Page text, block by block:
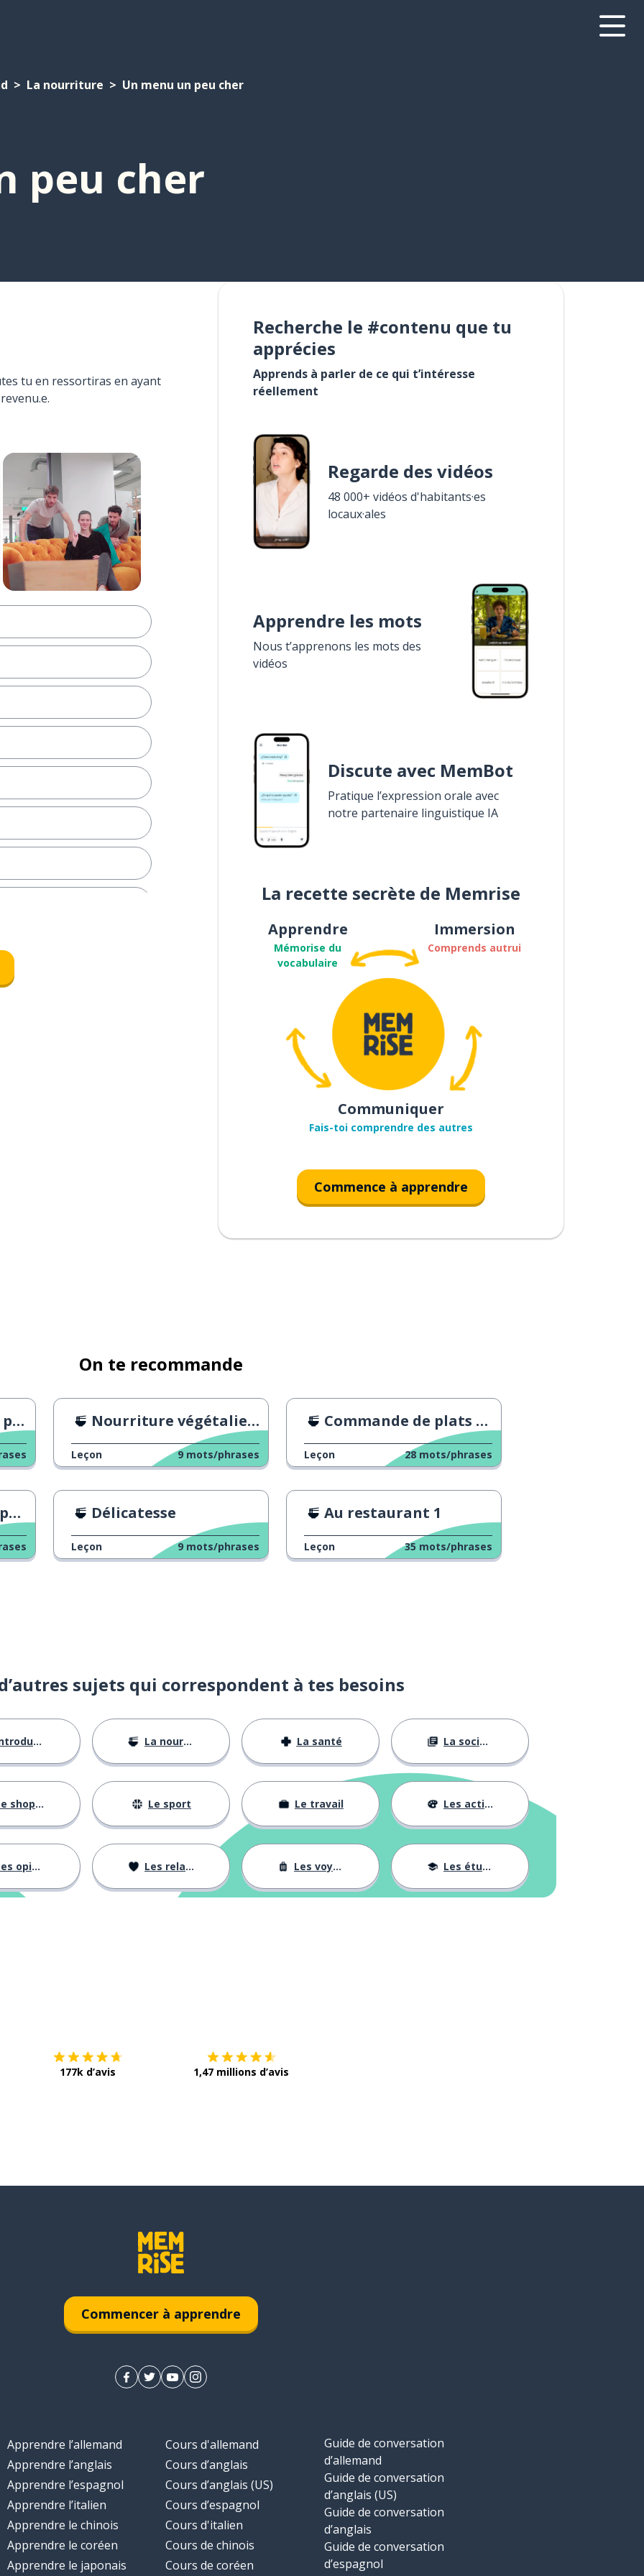
La nourriture Un menu un peu cher
peu cher
tu en ressortiras en ayant
Recherche le #contenu que tu
apprécies
Apprends à parler de ce qui t’intéresse
réellement
Regarde des vidéos
48 000+ vidéos d'habitants·es
locaux·ales
Apprendre les mots
Nous t’apprenons les mots des
vidéos
Discute avec MemBot
Pratique l’expression orale avec
notre partenaire linguistique IA
La recette secrète de Memrise
Apprendre
Mémorise du
vocabulaire
Immersion
Comprends autrui
Communiquer
Fais-toi comprendre des autres
Commence à apprendre
On te recommande
Nourriture végétalienne
Leçon 9 mots/phrases
Commande de plats à emporter
Leçon 28 mots/phrases
Délicatesse
Leçon 9 mots/phrases
Au restaurant 1
Leçon 35 mots/phrases
sujets qui correspondent à tes besoins
La nourriture La santé La société
shopping Le sport Le travail Les activités
opinions Les relations Les voyages Les études
177k d’avis 1,47 millions d’avis
Commencer à apprendre
Apprendre l’allemand
Apprendre l’anglais
Apprendre l’espagnol
Apprendre l’italien
Apprendre le chinois
Apprendre le coréen
Apprendre le japonais
Cours d'allemand
Cours d’anglais
Cours d’anglais (US)
Cours d’espagnol
Cours d'italien
Cours de chinois
Cours de coréen
Guide de conversation
d’allemand
Guide de conversation
d’anglais (US)
Guide de conversation
d’anglais
Guide de conversation
d’espagnol